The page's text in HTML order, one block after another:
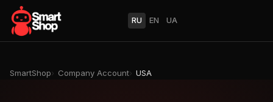
RU EN UA
SmartShop Company Account USA